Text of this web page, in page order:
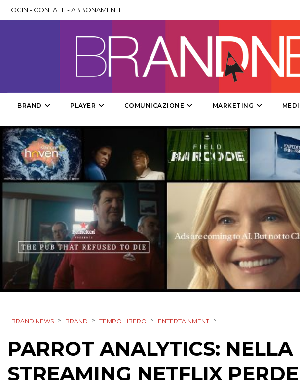
DESIGN
PUNTI VENDITA
CSR
STRATEGIE
CINEMA
LOGIN - CONTATTI -ABBONAMENTI
BRAND PLAYER COMUNICAZIONE MARKETING
BRAND NEWS > BRAND > TEMPO LIBERO > ENTERTAINMENT >
PARROT ANALYTICS:
STREAMING NETFLIX